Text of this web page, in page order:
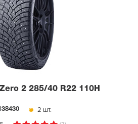
2 285/40 R22 110H
2 шт.